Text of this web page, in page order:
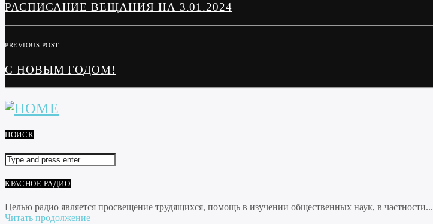
РАСПИСАНИЕ ВЕЩАНИЯ НА 3.01.2024
PREVIOUS POST
С НОВЫМ ГОДОМ!
ПОИСК
КРАСНОЕ РАДИО
Целью радио является просвещение трудящихся, помощь в изучении общественных наук, в частности...
Читать продолжение